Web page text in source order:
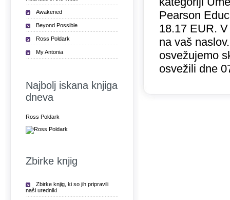
Pearson
18.17 EUR.
na vaš
osvežujemo
osvežili dne
Awakened
Beyond Possible
Ross Poldark
My Antonia
Najbolj iskana knjiga
dneva
Ross Poldark
Zbirke knjig
Zbirke knjig, ki so jih pripravili
naši uredniki